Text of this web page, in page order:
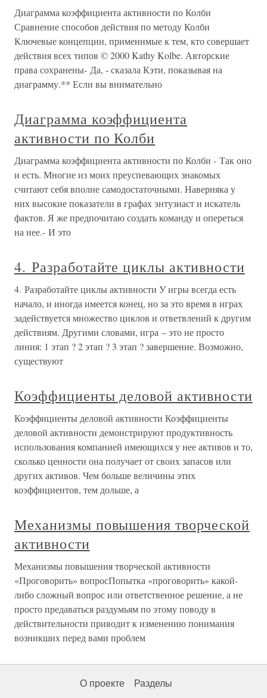
Диаграмма коэффициента активности по Колби
Сравнение способов действия по методу Колби
Ключевые концепции, применимые к тем, кто совершает
действия всех типов © 2000 Kathy Kolbe. Авторские
права сохранены- Да, - сказала Кэти, показывая на
диаграмму.** Если вы внимательно
Диаграмма коэффициента
активности по Колби
Диаграмма коэффициента активности по Колби - Так оно
и есть. Многие из моих преуспевающих знакомых
считают себя вполне самодостаточными. Наверняка у
них высокие показатели в графах энтузиаст и искатель
фактов. Я же предпочитаю создать команду и опереться
на нее.- И это
4. Разработайте циклы активности
4. Разработайте циклы активности У игры всегда есть
начало, и иногда имеется конец, но за это время в играх
задействуется множество циклов и ответвлений к другим
действиям. Другими словами, игра – это не просто
линия: 1 этап ? 2 этап ? 3 этап ? завершение. Возможно,
существуют
Коэффициенты деловой активности
Коэффициенты деловой активности Коэффициенты
деловой активности демонстрируют продуктивность
использования компанией имеющихся у нее активов и то,
сколько ценности она получает от своих запасов или
других активов. Чем больше величины этих
коэффициентов, тем дольше, а
Механизмы повышения творческой
активности
Механизмы повышения творческой активности
«Проговорить» вопросПопытка «проговорить» какой-
либо сложный вопрос или ответственное решение, а не
просто предаваться раздумьям по этому поводу в
действительности приводит к изменению понимания
возникших перед вами проблем
О проекте Разделы